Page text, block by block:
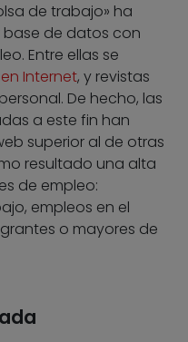
de trabajo» ha
base de datos con
Entre ellas se
Internet, y revistas
De hecho, las
a este fin han
superior al de otras
resultado una alta
de empleo:
empleos en el
o mayores de